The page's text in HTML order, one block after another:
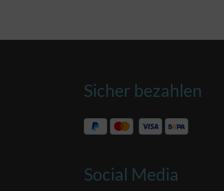
Sicher bezahlen
Social Media